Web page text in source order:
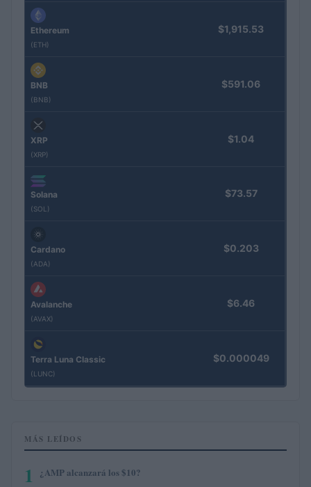
Ethereum
(ETH)
$1,915.53
BNB
(BNB)
$591.06
XRP
(XRP)
$1.04
Solana
(SOL)
$73.57
Cardano
(ADA)
$0.203
Avalanche
(AVAX)
$6.46
Terra Luna Classic
(LUNC)
$0.000049
MÁS LEÍDOS
1 ¿AMP alcanzará los $10?